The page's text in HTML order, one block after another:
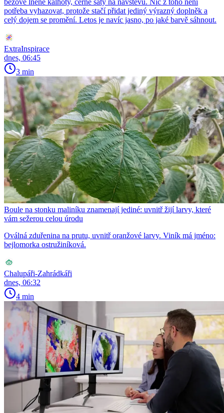
béžové lněné kalhoty, černé šaty na návštěvu. Nic z toho není
potřeba vyhazovat, protože stačí přidat jediný výrazný doplněk a
celý dojem se promění. Letos je navíc jasno, po jaké barvě sáhnout.
ExtraInspirace
dnes, 06:45
3 min
Boule na stonku maliníku znamenají jediné: uvnitř žijí larvy, které
vám sežerou celou úrodu
Oválná zduřenina na prutu, uvnitř oranžové larvy. Viník má jméno:
bejlomorka ostružiníková.
Chalupáři-Zahrádkáři
dnes, 06:32
4 min